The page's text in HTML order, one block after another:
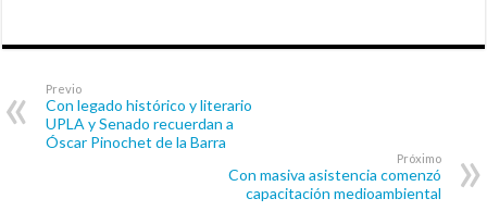
Previo
Con legado histórico y literario
UPLA y Senado recuerdan a
Óscar Pinochet de la Barra
Próximo
Con masiva asistencia comenzó
capacitación medioambiental